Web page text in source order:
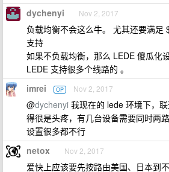
dychenyi Nov 2, 2017
负载均衡不会这么牛。 尤其还要满足
支持
如果不负载均衡，那么 LEDE 傻瓜化
LEDE 支持很多个线路的 。
imrei OP Nov 2, 2017
@dychenyi 我现在的 lede 环境下，
得很是头疼，有几台设备需要同时两
设置很多都不行
netox Nov 2, 2017
爱快上应该要先按路由美国、日本到